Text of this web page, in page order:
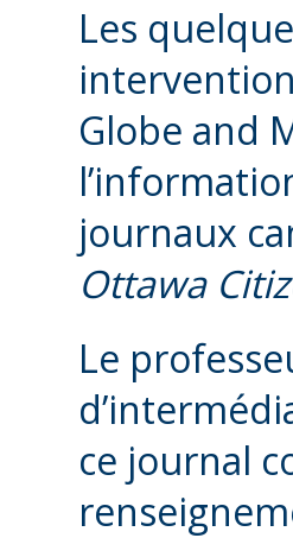
Les
Globe and
journaux
Ottawa
Le
ce journal